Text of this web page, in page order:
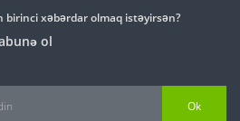
birinci xəbərdar olmaq istəyirsən?
ol
Ok